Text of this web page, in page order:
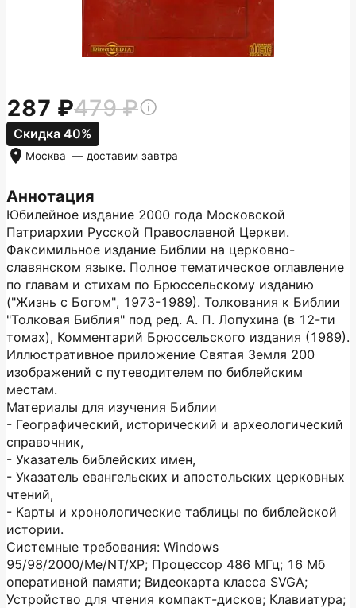
Аннотация
Юбилейное издание 2000 года Московской
Патриархии Русской Православной Церкви.
Факсимильное издание Библии на церковно-
славянском языке. Полное тематическое оглавление
по главам и стихам по Брюссельскому изданию
("Жизнь с Богом", 1973-1989). Толкования к Библии
"Толковая Библия" под ред. А. П. Лопухина (в 12-ти
томах), Комментарий Брюссельского издания (1989).
Иллюстративное приложение Святая Земля 200
изображений с путеводителем по библейским
местам.
Материалы для изучения Библии
- Географический, исторический и археологический
справочник,
- Указатель библейских имен,
- Указатель евангельских и апостольских церковных
чтений,
- Карты и хронологические таблицы по библейской
истории.
Системные требования: Windows
95/98/2000/Me/NT/XP; Процессор 486 МГц; 16 Мб
оперативной памяти; Видеокарта класса SVGA;
Устройство для чтения компакт-дисков; Клавиатура;
287 479
Скидка 40%
Москва — доставим завтра